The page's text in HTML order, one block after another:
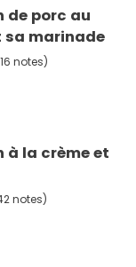
de porc au
sa marinade
notes)
à la crème et
notes)